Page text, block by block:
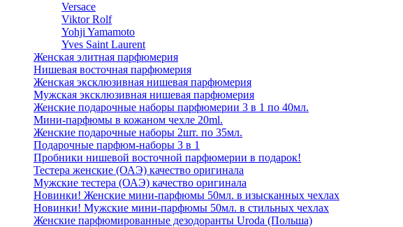
Versace
Viktor Rolf
Yohji Yamamoto
Yves Saint Laurent
Женская элитная парфюмерия
Нишевая восточная парфюмерия
Женская эксклюзивная нишевая парфюмерия
Мужская эксклюзивная нишевая парфюмерия
Женские подарочные наборы парфюмерии 3 в 1 по 40мл.
Мини-парфюмы в кожаном чехле 20ml.
Женские подарочные наборы 2шт. по 35мл.
Подарочные парфюм-наборы 3 в 1
Пробники нишевой восточной парфюмерии в подарок!
Тестера женские (ОАЭ) качество оригинала
Мужские тестера (ОАЭ) качество оригинала
Новинки! Женские мини-парфюмы 50мл. в изысканных чехлах
Новинки! Мужские мини-парфюмы 50мл. в стильных чехлах
Женские парфюмированные дезодоранты Uroda (Польша)